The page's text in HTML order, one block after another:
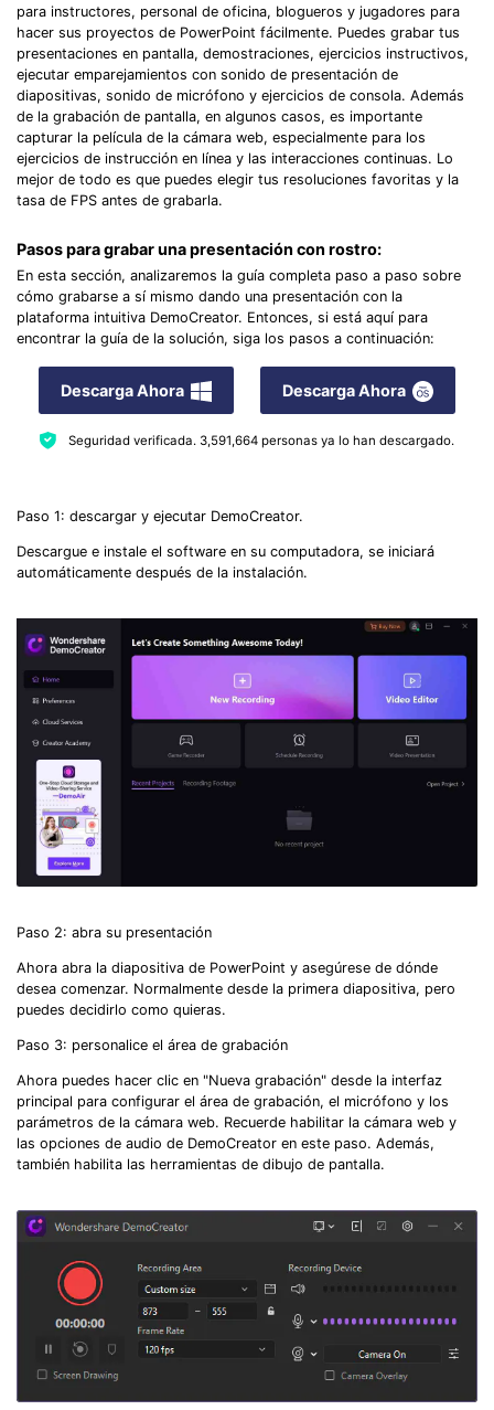
para instructores, personal de oficina, blogueros y jugadores para
hacer sus proyectos de PowerPoint fácilmente. Puedes grabar tus
presentaciones en pantalla, demostraciones, ejercicios instructivos,
ejecutar emparejamientos con sonido de presentación de
diapositivas, sonido de micrófono y ejercicios de consola. Además
de la grabación de pantalla, en algunos casos, es importante
capturar la película de la cámara web, especialmente para los
ejercicios de instrucción en línea y las interacciones continuas. Lo
mejor de todo es que puedes elegir tus resoluciones favoritas y la
tasa de FPS antes de grabarla.
Pasos para grabar una presentación con rostro:
En esta sección, analizaremos la guía completa paso a paso sobre
cómo grabarse a sí mismo dando una presentación con la
plataforma intuitiva DemoCreator. Entonces, si está aquí para
encontrar la guía de la solución, siga los pasos a continuación:
Descarga Ahora Descarga Ahora
Seguridad verificada. 3,591,664personas ya lo han descargado.
Paso 1: descargar y ejecutar DemoCreator.
Descargue e instale el software en su computadora, se iniciará
automáticamente después de la instalación.
Paso 2: abra su presentación
Ahora abra la diapositiva de PowerPoint y asegúrese de dónde
desea comenzar. Normalmente desde la primera diapositiva, pero
puedes decidirlo como quieras.
Paso 3: personalice el área de grabación
Ahora puedes hacer clic en "Nueva grabación" desde la interfaz
principal para configurar el área de grabación, el micrófono y los
parámetros de la cámara web. Recuerde habilitar la cámara web y
las opciones de audio de DemoCreator en este paso. Además,
también habilita las herramientas de dibujo de pantalla.